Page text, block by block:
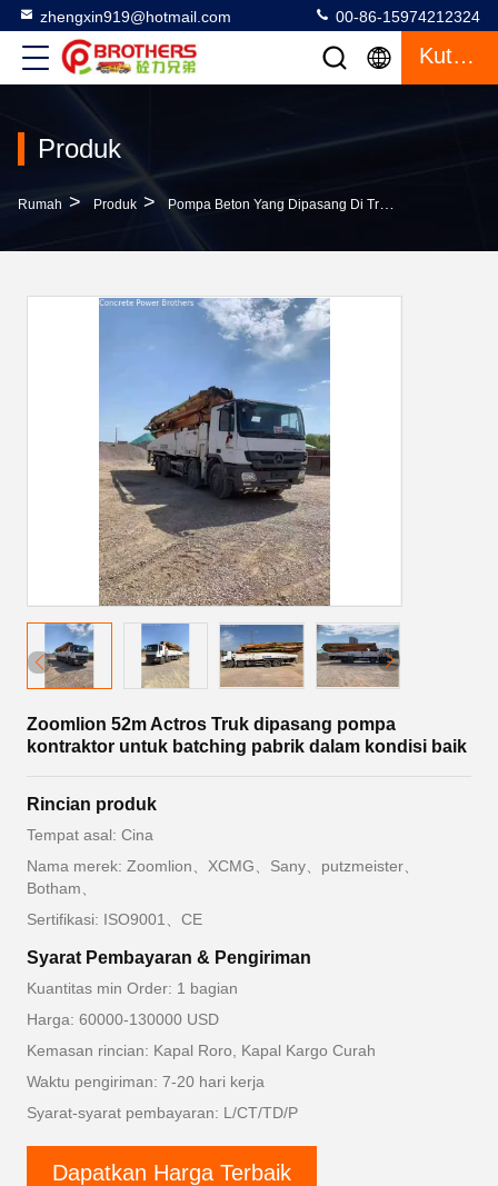
zhengxin919@hotmail.com 00-86-15974212324
Kutipan
Produk
Rumah > Produk > Pompa Beton Yang Dipasang Di Truk
Zoomlion 52m Actros Truk dipasang pompa
kontraktor untuk batching pabrik dalam kondisi baik
Rincian produk
Tempat asal: Cina
Nama merek: Zoomlion、XCMG、Sany、putzmeister、
Botham、
Sertifikasi: ISO9001、CE
Syarat Pembayaran & Pengiriman
Kuantitas min Order: 1 bagian
Harga: 60000-130000 USD
Kemasan rincian: Kapal Roro, Kapal Kargo Curah
Waktu pengiriman: 7-20 hari kerja
Syarat-syarat pembayaran: L/CT/TD/P
Dapatkan Harga Terbaik